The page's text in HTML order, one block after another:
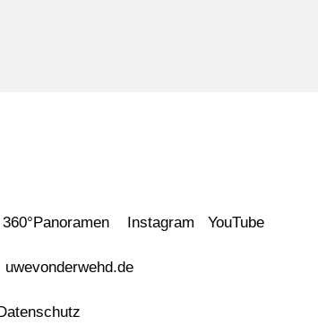
360°Panoramen Instagram YouTube
uwevonderwehd.de